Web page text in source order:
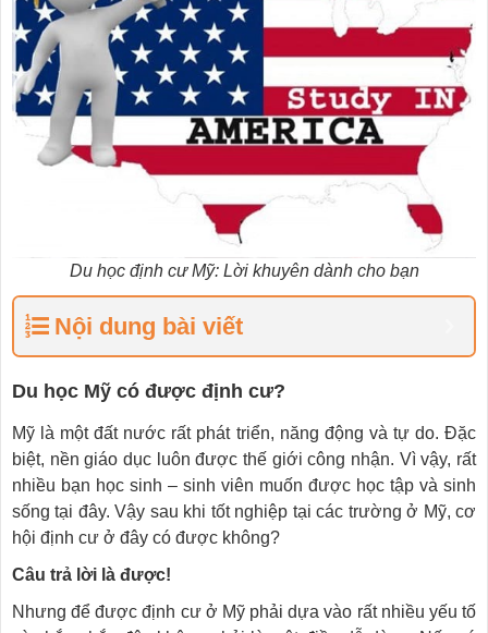
Du học định cư Mỹ: Lời khuyên dành cho bạn
Nội dung bài viết
Du học Mỹ có được định cư?
Mỹ là một đất nước rất phát triển, năng động và tự do. Đặc
biệt, nền giáo dục luôn được thế giới công nhận. Vì vậy, rất
nhiều bạn học sinh – sinh viên muốn được học tập và sinh
sống tại đây. Vậy sau khi tốt nghiệp tại các trường ở Mỹ, cơ
hội định cư ở đây có được không?
Câu trả lời là được!
Nhưng để được định cư ở Mỹ phải dựa vào rất nhiều yếu tố